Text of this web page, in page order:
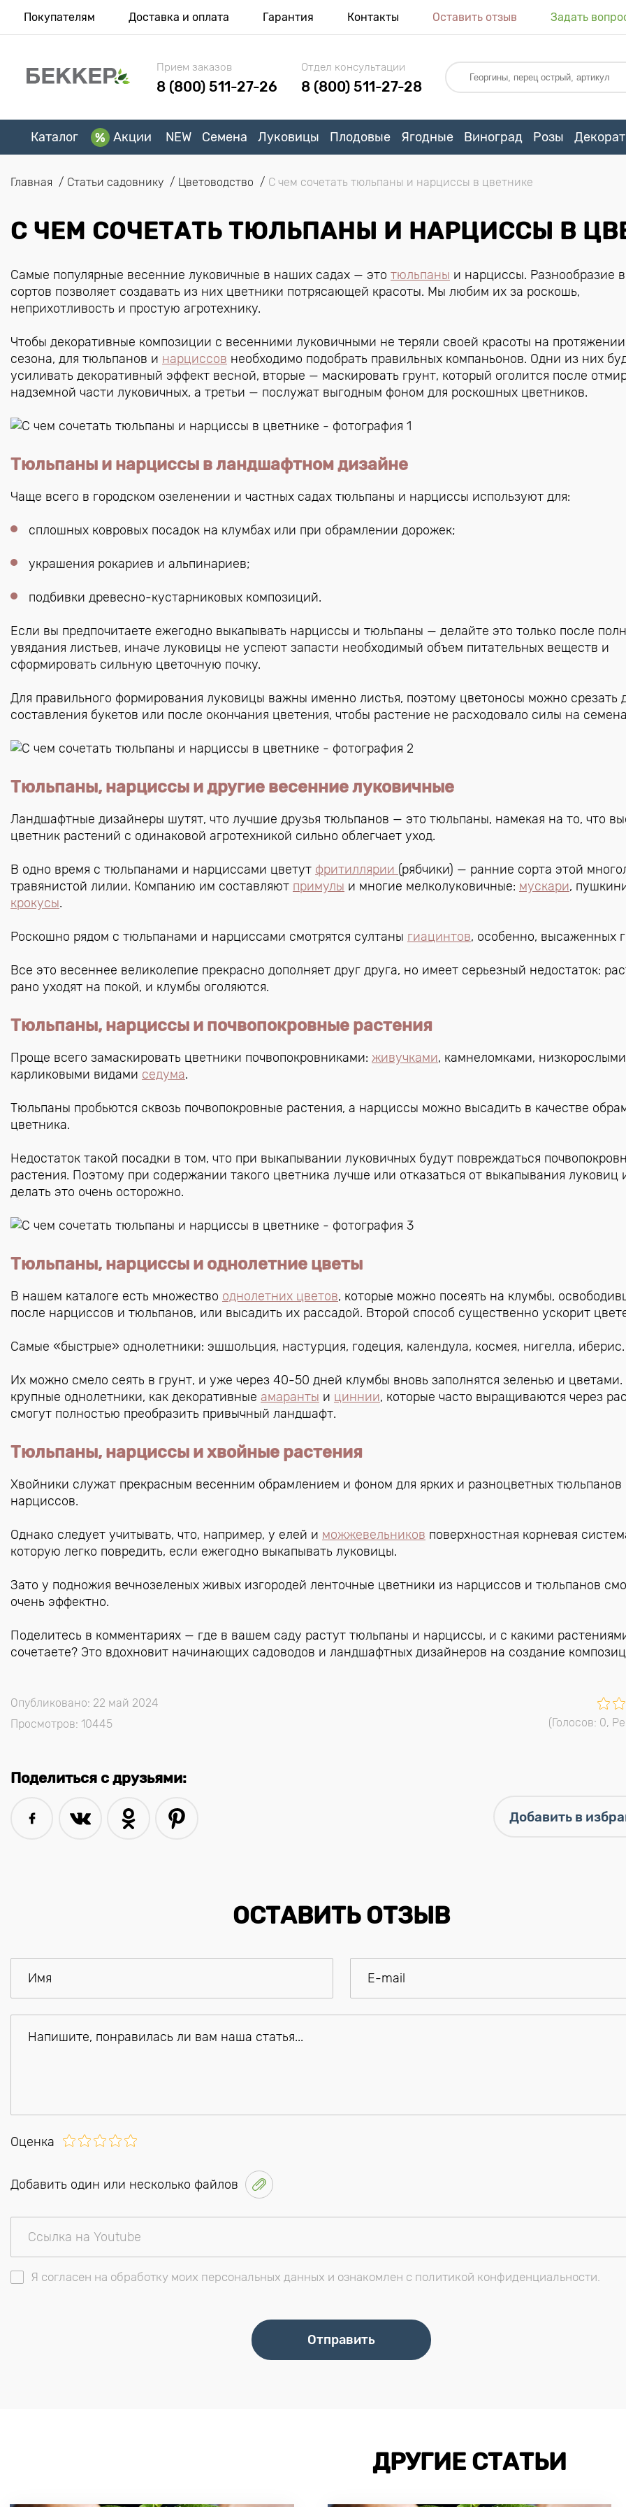
Покупателям Доставка и оплата Гарантия Контакты Оставить отзыв Задать
Прием заказов
8 (800) 511-27-26
Отдел консультации
8 (800) 511-27-28
Каталог Акции NEW Семена Луковицы Плодовые Ягодные Виноград Розы
Главная Статьи садовнику Цветоводство С чем сочетать тюльпаны и нарциссы в цветнике
С ЧЕМ СОЧЕТАТЬ ТЮЛЬПАНЫ И НАРЦИССЫ В
Самые популярные весенние луковичные в наших садах — это тюльпаны и нарциссы. Разнообразие
сортов позволяет создавать из них цветники потрясающей красоты. Мы любим их за роскошь,
неприхотливость и простую агротехнику.
Чтобы декоративные композиции с весенними луковичными не теряли своей красоты на протяжении
сезона, для тюльпанов и нарциссов необходимо подобрать правильных компаньонов. Одни из них
усиливать декоративный эффект весной, вторые — маскировать грунт, который оголится после
надземной части луковичных, а третьи — послужат выгодным фоном для роскошных цветников.
Тюльпаны и нарциссы в ландшафтном дизайне
Чаще всего в городском озеленении и частных садах тюльпаны и нарциссы используют для:
сплошных ковровых посадок на клумбах или при обрамлении дорожек;
украшения рокариев и альпинариев;
подбивки древесно-кустарниковых композиций.
Если вы предпочитаете ежегодно выкапывать нарциссы и тюльпаны — делайте это только после
увядания листьев, иначе луковицы не успеют запасти необходимый объем питательных веществ и
сформировать сильную цветочную почку.
Для правильного формирования луковицы важны именно листья, поэтому цветоносы можно срезать
составления букетов или после окончания цветения, чтобы растение не расходовало силы на
Тюльпаны, нарциссы и другие весенние луковичные
Ландшафтные дизайнеры шутят, что лучшие друзья тюльпанов — это тюльпаны, намекая на то, что
цветник растений с одинаковой агротехникой сильно облегчает уход.
В одно время с тюльпанами и нарциссами цветут фритиллярии (рябчики) — ранние сорта этой
травянистой лилии. Компанию им составляют примулы и многие мелколуковичные: мускари,
крокусы.
Роскошно рядом с тюльпанами и нарциссами смотрятся султаны гиацинтов, особенно, высаженных
Все это весеннее великолепие прекрасно дополняет друг друга, но имеет серьезный недостаток:
рано уходят на покой, и клумбы оголяются.
Тюльпаны, нарциссы и почвопокровные растения
Проще всего замаскировать цветники почвопокровниками: живучками, камнеломками,
карликовыми видами седума.
Тюльпаны пробьются сквозь почвопокровные растения, а нарциссы можно высадить в качестве
цветника.
Недостаток такой посадки в том, что при выкапывании луковичных будут повреждаться
растения. Поэтому при содержании такого цветника лучше или отказаться от выкапывания луковиц
делать это очень осторожно.
Тюльпаны, нарциссы и однолетние цветы
В нашем каталоге есть множество однолетних цветов, которые можно посеять на клумбы,
после нарциссов и тюльпанов, или высадить их рассадой. Второй способ существенно ускорит
Самые «быстрые» однолетники: эшшольция, настурция, годеция, календула, космея, нигелла, иберис.
Их можно смело сеять в грунт, и уже через 40-50 дней клумбы вновь заполнятся зеленью и цветами.
крупные однолетники, как декоративные амаранты и циннии, которые часто выращиваются через
смогут полностью преобразить привычный ландшафт.
Тюльпаны, нарциссы и хвойные растения
Хвойники служат прекрасным весенним обрамлением и фоном для ярких и разноцветных тюльпанов
нарциссов.
Однако следует учитывать, что, например, у елей и можжевельников поверхностная корневая
которую легко повредить, если ежегодно выкапывать луковицы.
Зато у подножия вечнозеленых живых изгородей ленточные цветники из нарциссов и тюльпанов
очень эффектно.
Поделитесь в комментариях — где в вашем саду растут тюльпаны и нарциссы, и с какими
сочетаете? Это вдохновит начинающих садоводов и ландшафтных дизайнеров на создание
Опубликовано: 22 май 2024
Просмотров: 10445
(Голосов: 0,
Поделиться с друзьями:
ОСТАВИТЬ ОТЗЫВ
Оценка
Добавить один или несколько файлов
Я согласен на обработку моих персональных данных и ознакомлен с политикой конфиденциальности.
ДРУГИЕ СТАТЬИ